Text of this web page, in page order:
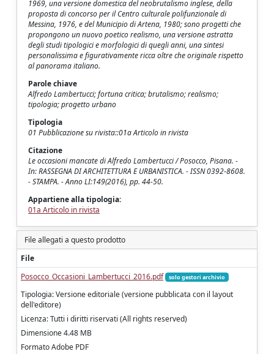
1969, una versione domestica del neobrutalismo inglese, della
proposta di concorso per il Centro culturale polifunzionale di
Messina, 1976, e del Municipio di Artena, 1980; sono progetti che
propongono un nuovo poetico realismo, una versione astratta
degli studi tipologici e morfologici di quegli anni, una sintesi
personalissima e figurativamente ricca oltre che originale rispetto
al panorama italiano.
Parole chiave
Alfredo Lambertucci; fortuna critica; brutalismo; realismo;
tipologia; progetto urbano
Tipologia
01 Pubblicazione su rivista::01a Articolo in rivista
Citazione
Le occasioni mancate di Alfredo Lambertucci / Posocco, Pisana. -
In: RASSEGNA DI ARCHITETTURA E URBANISTICA. - ISSN 0392-8608.
- STAMPA. - Anno LI:149(2016), pp. 44-50.
Appartiene alla tipologia:
01a Articolo in rivista
File allegati a questo prodotto
File
Posocco_Occasioni_Lambertucci_2016.pdf
solo gestori archivio
Tipologia: Versione editoriale (versione pubblicata con il layout
dell'editore)
Licenza: Tutti i diritti riservati (All rights reserved)
Dimensione 4.48 MB
Formato Adobe PDF